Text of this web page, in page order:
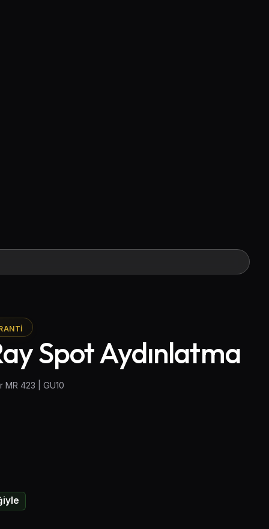
Spot Aydınlatma
MR 423 | GU10